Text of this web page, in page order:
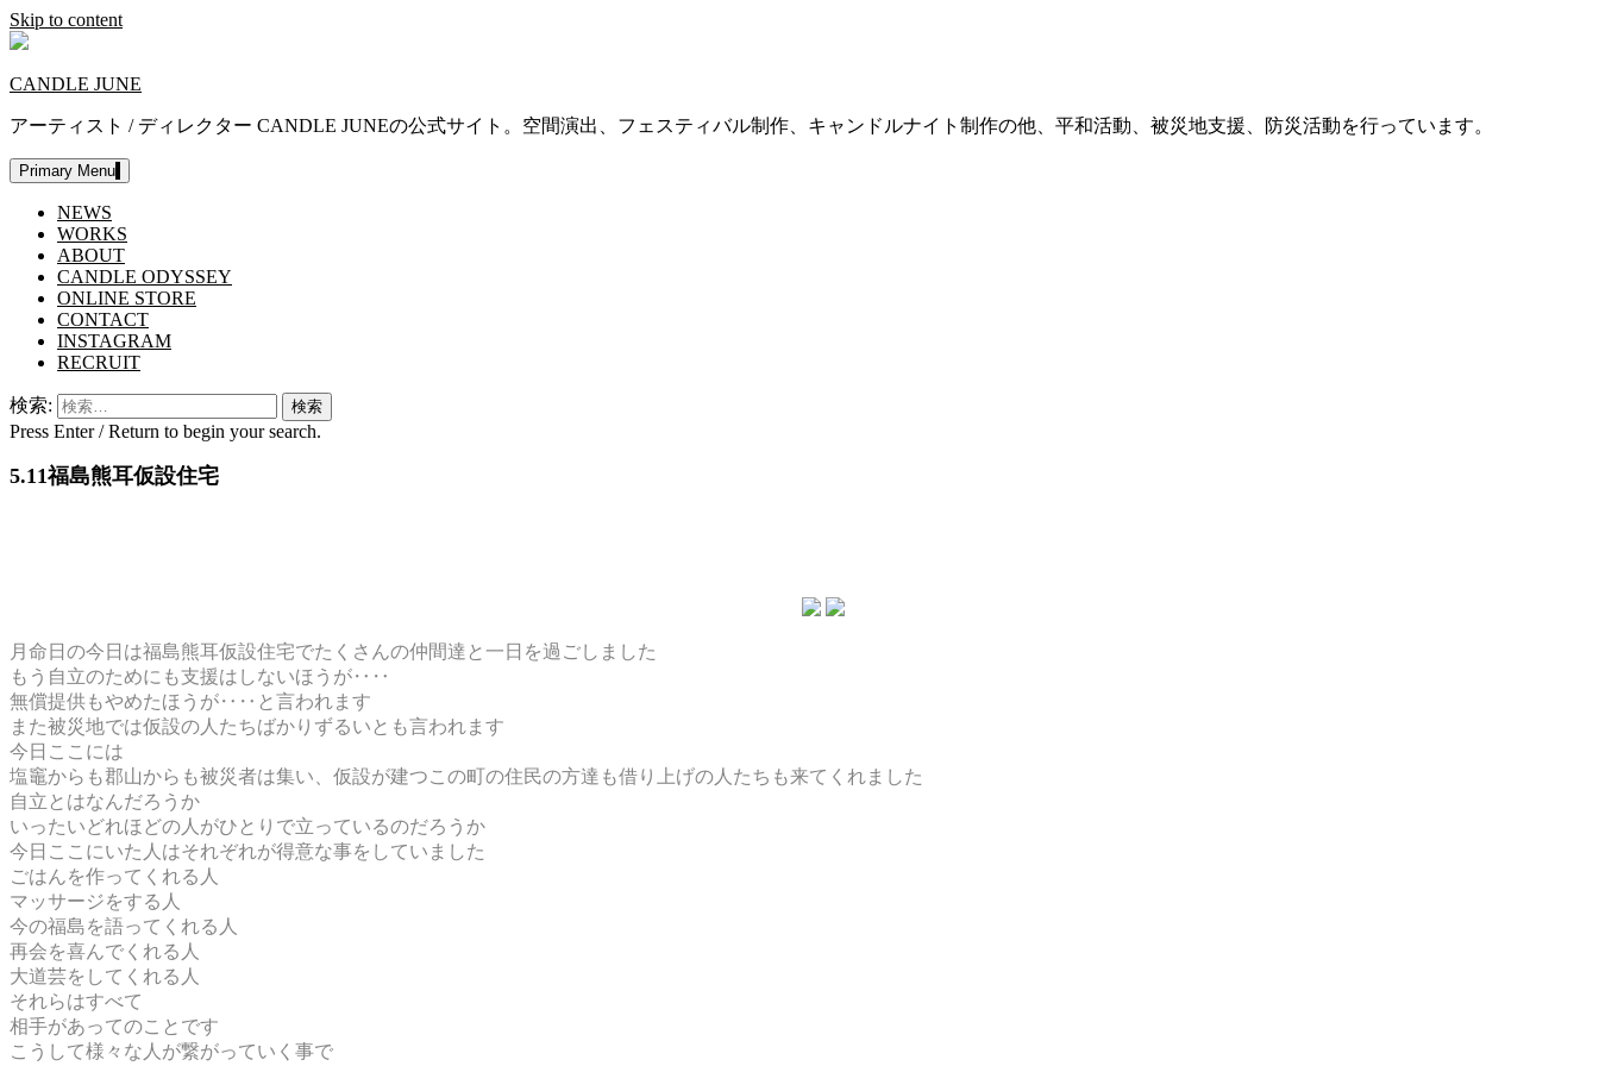
Skip to content
CANDLE JUNE
アーティスト / ディレクター CANDLE JUNEの公式サイト。空間演出、フェスティバル制作、キャンドルナイト制作の他、平和活動、被災地支援、防災活動を行っています。
Primary Menu
NEWS
WORKS
ABOUT
CANDLE ODYSSEY
ONLINE STORE
CONTACT
INSTAGRAM
RECRUIT
検索:
Press Enter / Return to begin your search.
5.11福島熊耳仮設住宅
月命日の今日は福島熊耳仮設住宅でたくさんの仲間達と一日を過ごしました
もう自立のためにも支援はしないほうが‥‥
無償提供もやめたほうが‥‥と言われます
また被災地では仮設の人たちばかりずるいとも言われます
今日ここには
塩竈からも郡山からも被災者は集い、仮設が建つこの町の住民の方達も借り上げの人たちも来てくれました
自立とはなんだろうか
いったいどれほどの人がひとりで立っているのだろうか
今日ここにいた人はそれぞれが得意な事をしていました
ごはんを作ってくれる人
マッサージをする人
今の福島を語ってくれる人
再会を喜んでくれる人
大道芸をしてくれる人
それらはすべて
相手があってのことです
こうして様々な人が繋がっていく事で